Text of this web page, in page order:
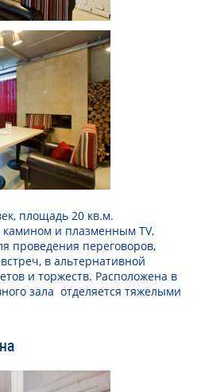
площадь 20 кв.м.
камином и плазменным TV,
проведения переговоров,
в альтернативной
и торжеств. Расположена в
зала отделяется тяжелыми